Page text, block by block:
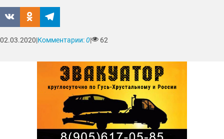
02.03.2020|Комментарии:0| 62